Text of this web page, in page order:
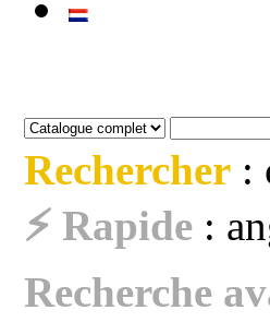
Rechercher :
⚡ Rapide :
Recherche